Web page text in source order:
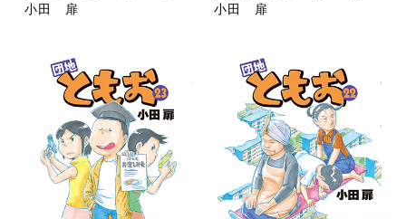
小田 扉 小田 扉